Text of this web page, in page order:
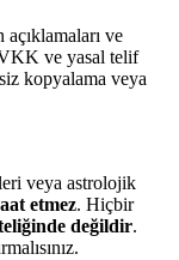
ve
ve yasal telif
kopyalama veya
veya astrolojik
etmez. Hiçbir
değildir.